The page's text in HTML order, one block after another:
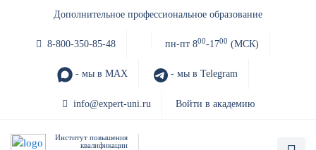
Дополнительное профессиональное образование
8-800-350-85-48 пн-пт 800-1700 (МСК)
- мы в MAX - мы в Telegram
info@expert-uni.ru Войти в академию
Институт повышения
квалификации